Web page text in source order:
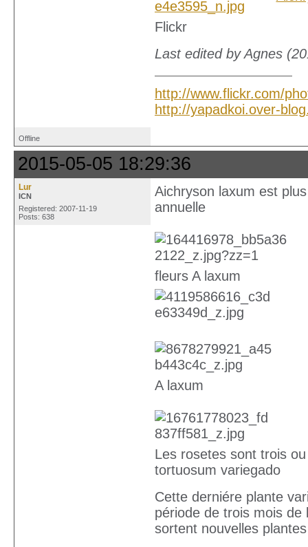
Flickr
Last edited by Agnes
http://www.flickr.com/
http://yapadkoi.over-
Offline
2015-05-05 18:29:36
Lur
ICN
Registered: 2007-11-19
Posts: 638
Aichryson laxum est
annuelle
fleurs A laxum
A laxum
Les rosetes sont trois
tortuosum variegado
Cette derniére plante
période de trois mois
sortent nouvelles